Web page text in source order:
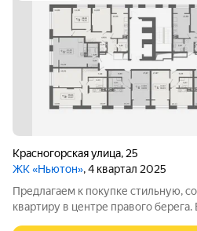
Красногорская улица, 25
ЖК «Ньютон», 4 квартал 2025
Предлагаем к покупке стильную,
квартиру в центре правого